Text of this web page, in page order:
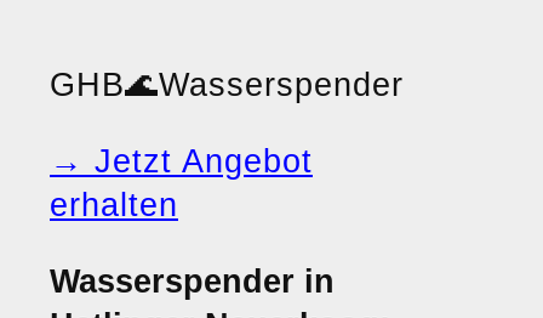
GHB🌊Wasserspender
→ Jetzt Angebot
erhalten
Wasserspender in